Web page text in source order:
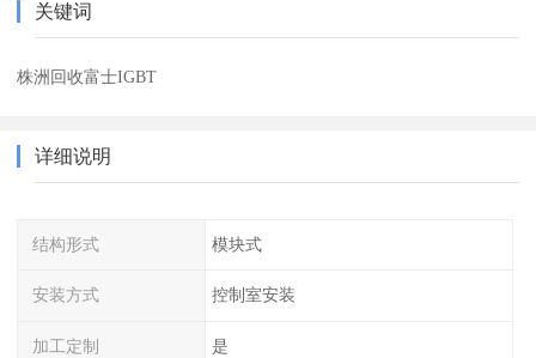
关键词
株洲回收富士IGBT
详细说明
结构形式 模块式
安装方式 控制室安装
加工定制 是